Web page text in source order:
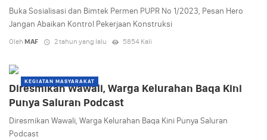
Buka Sosialisasi dan Bimtek Permen PUPR No 1/2023, Pesan Hero
Jangan Abaikan Kontrol Pekerjaan Konstruksi
Oleh MAF 2 tahun yang lalu 5854 Kali
KEGIATAN MASYARAKAT
Diresmikan Wawali, Warga Kelurahan Baqa Kini
Punya Saluran Podcast
Diresmikan Wawali, Warga Kelurahan Baqa Kini Punya Saluran
Podcast